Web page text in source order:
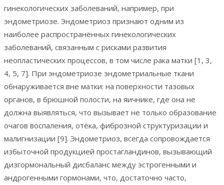
гинекологических заболеваний, например, при
эндометриозе. Эндометриоз признают одним из
наиболее распространённых гинекологических
заболеваний, связанным с рисками развития
неопластических процессов, в том числе рака матки [1, 3,
4, 5, 7]. При эндометриозе эндометриальные ткани
обнаруживается вне матки: на поверхности тазовых
органов, в брюшной полости, на яичнике, где она не
должна выявляться, что вызывает не только образование
очагов воспаления, отёка, фиброзной структуризации и
малигнизации [9]. Эндометриоз, всегда сопровождается
избыточной продукцией простагландинов, вызывающий
дизгормональный дисбаланс между эстрогенными и
андрогенными гормонами, что, достаточно часто,